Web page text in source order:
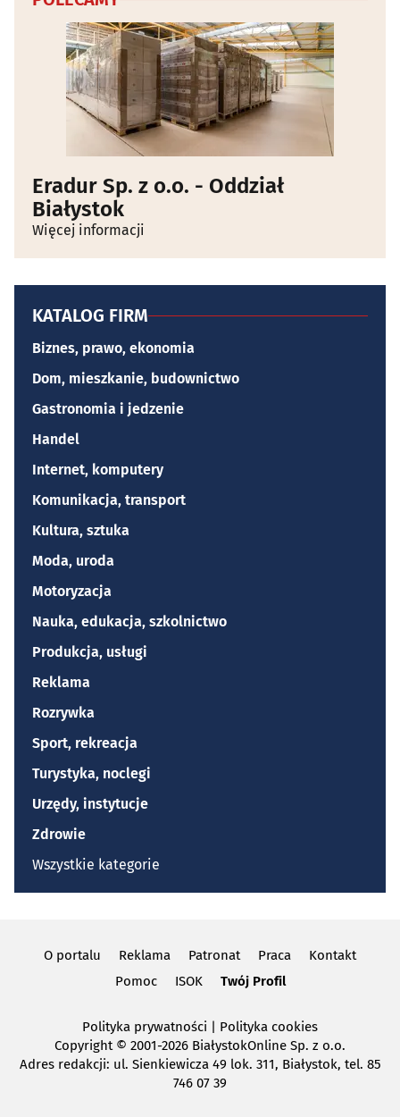
Eradur Sp. z o.o. - Oddział
Białystok
Więcej informacji
KATALOG FIRM
Biznes, prawo, ekonomia
Dom, mieszkanie, budownictwo
Gastronomia i jedzenie
Handel
Internet, komputery
Komunikacja, transport
Kultura, sztuka
Moda, uroda
Motoryzacja
Nauka, edukacja, szkolnictwo
Produkcja, usługi
Reklama
Rozrywka
Sport, rekreacja
Turystyka, noclegi
Urzędy, instytucje
Zdrowie
Wszystkie kategorie
O portalu Reklama Patronat Praca
Kontakt
Pomoc
ISOK Twój Profil
Polityka prywatności | Polityka cookies
Copyright© 2001-2026 BiałystokOnline Sp. z o.o.
Adres redakcji: ul. Sienkiewicza 49 lok. 311, Białystok, tel. 85
746 07 39